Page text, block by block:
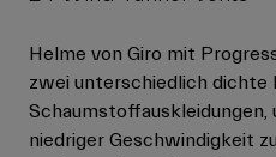
Helme von Giro mit
zwei unterschiedlich dichte
Schaumstoffauskleidungen,
niedriger Geschwindigkeit